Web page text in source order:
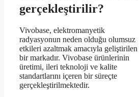
gerçekleştirilir?
Vivobase, elektromanyetik
radyasyonun neden olduğu olumsuz
etkileri azaltmak amacıyla geliştirilen
bir markadır. Vivobase ürünlerinin
üretimi, ileri teknoloji ve kalite
standartlarını içeren bir süreçte
gerçekleştirilmektedir.